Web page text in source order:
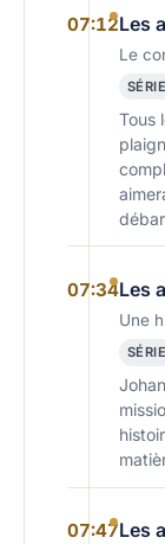
07:12Les
Le
SÉRIE
Tous
07:34Les
Une
SÉRIE
07:47Les